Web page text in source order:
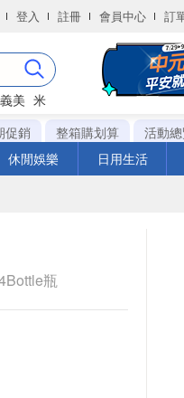
登入 註冊 會員中心 訂
義美 米
促銷 整箱購划算 活動
休閒娛樂 日用生活
瓶